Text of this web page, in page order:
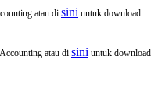
atau di sini untuk download
atau di sini untuk download